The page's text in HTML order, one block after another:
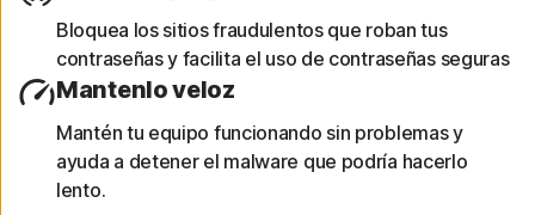
Bloquea los sitios fraudulentos que roban tus
contraseñas y facilita el uso de contraseñas seguras
Mantenlo veloz
Mantén tu equipo funcionando sin problemas y
ayuda a detener el malware que podría hacerlo
lento.